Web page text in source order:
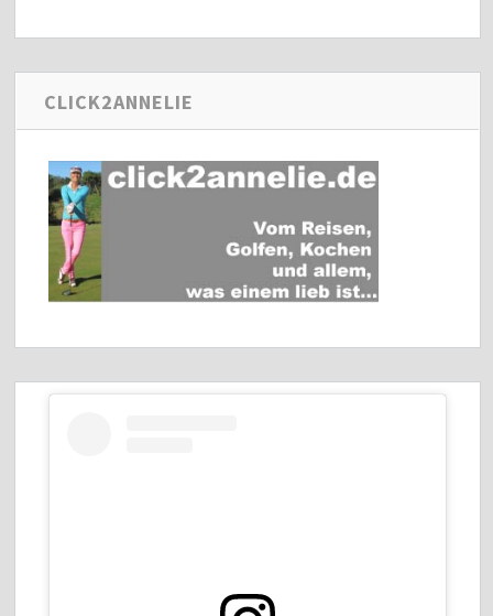
CLICK2ANNELIE